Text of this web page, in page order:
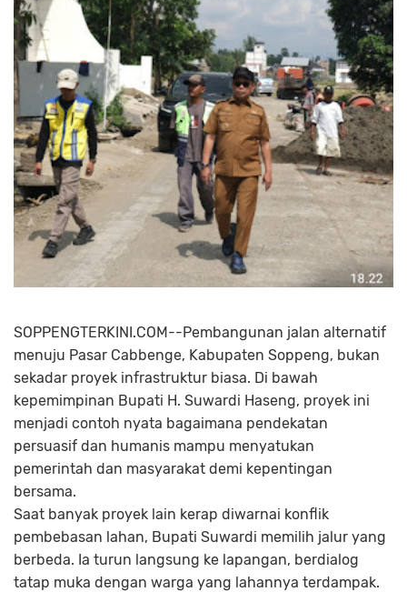
SOPPENGTERKINI.COM--Pembangunan jalan alternatif
menuju Pasar Cabbenge, Kabupaten Soppeng, bukan
sekadar proyek infrastruktur biasa. Di bawah
kepemimpinan Bupati H. Suwardi Haseng, proyek ini
menjadi contoh nyata bagaimana pendekatan
persuasif dan humanis mampu menyatukan
pemerintah dan masyarakat demi kepentingan
bersama.
Saat banyak proyek lain kerap diwarnai konflik
pembebasan lahan, Bupati Suwardi memilih jalur yang
berbeda. Ia turun langsung ke lapangan, berdialog
tatap muka dengan warga yang lahannya terdampak.